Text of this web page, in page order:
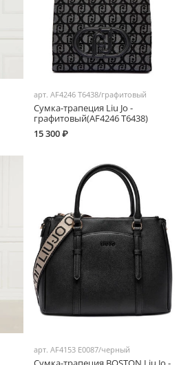
арт. AF4246 T6438/графитовый
Сумка-трапеция Liu Jo -
графитовый(AF4246 T6438)
15 300 ₽
арт. AF4153 E0087/черный